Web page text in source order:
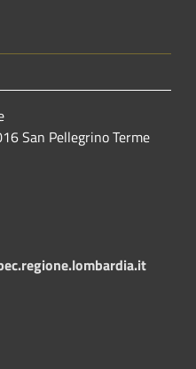
San Pellegrino Terme